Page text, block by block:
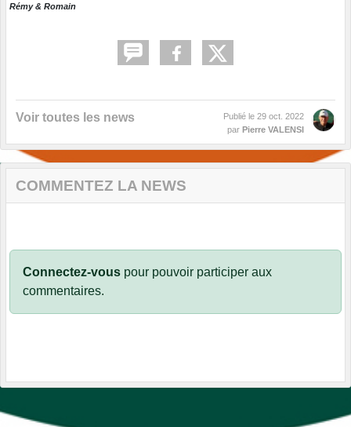
Rémy & Romain
Voir toutes les news Publié le 29 oct. 2022
par Pierre VALENSI
COMMENTEZ LA NEWS
Connectez-vous pour pouvoir participer aux
commentaires.